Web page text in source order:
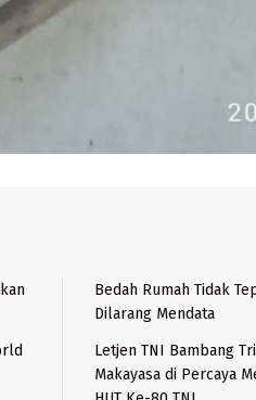
Bedah Rumah Tidak
Dilarang Mendata
Letjen TNI Bambang
Makayasa di Percaya